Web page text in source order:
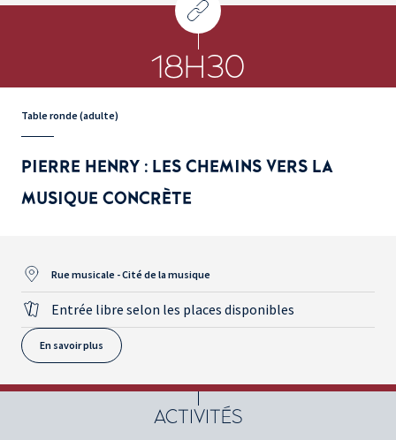
18H30
Table ronde (adulte)
PIERRE HENRY : LES CHEMINS VERS LA
MUSIQUE CONCRÈTE
Rue musicale - Cité de la musique
Entrée libre selon les places disponibles
En savoir plus
ACTIVITÉS